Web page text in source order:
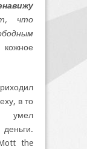
что
в то
умел
the